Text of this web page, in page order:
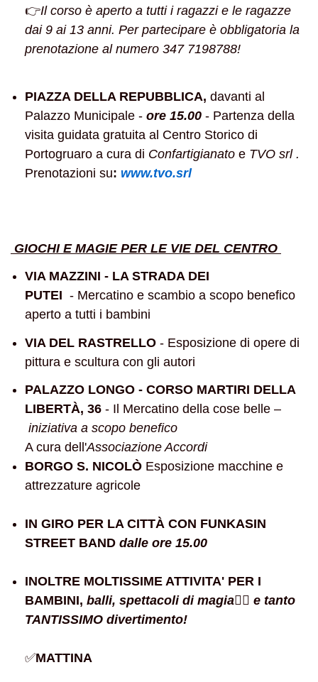
👉Il corso è aperto a tutti i ragazzi e le ragazze
dai 9 ai 13 anni. Per partecipare è obbligatoria la
prenotazione al numero 347 7198788!
PIAZZA DELLA REPUBBLICA, davanti al
Palazzo Municipale - ore 15.00 - Partenza della
visita guidata gratuita al Centro Storico di
Portogruaro a cura di Confartigianato e TVO srl .
Prenotazioni su: www.tvo.srl
GIOCHI E MAGIE PER LE VIE DEL CENTRO
VIA MAZZINI - LA STRADA DEI
PUTEI - Mercatino e scambio a scopo benefico
aperto a tutti i bambini
VIA DEL RASTRELLO - Esposizione di opere di
pittura e scultura con gli autori
PALAZZO LONGO - CORSO MARTIRI DELLA
LIBERTÀ, 36 - Il Mercatino della cose belle –
iniziativa a scopo benefico
A cura dell'Associazione Accordi
BORGO S. NICOLÒ Esposizione macchine e
attrezzature agricole
IN GIRO PER LA CITTÀ CON FUNKASIN
STREET BAND dalle ore 15.00
INOLTRE MOLTISSIME ATTIVITA' PER I
BAMBINI, balli, spettacoli di magia🧙‍♂️ e tanto
TANTISSIMO divertimento!
✅MATTINA